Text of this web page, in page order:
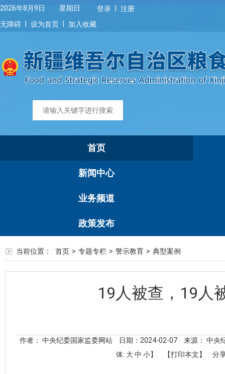
2026年8月9日 星期日 登录
注册
无障碍
设为首页 加入收藏
首页
新闻中心
业务频道
政策发布
当前位置： 首页 > 专题专栏 > 警示教育 > 典型案例
19人被查，19人
作者： 中央纪委国家监委网站 日期：2024-02-07
来源： 中央
体: 大中 小】 【打印本文】 分